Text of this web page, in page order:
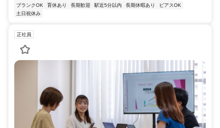
ブランクOK
育休あり 長期歓迎 駅近5分以内 長期休暇あり
ピアスOK
土日祝休み
正社員